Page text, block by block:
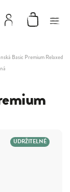
Basic Premium Relaxed
UDRŽITELNÉ